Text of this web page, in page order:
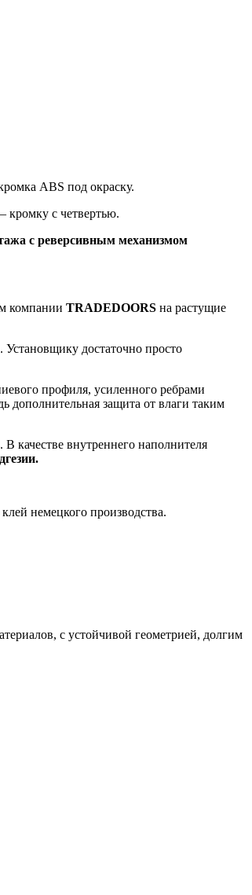
ABS под окраску.
кромку с четвертью.
с реверсивным механизмом
компании TRADEDOORS на растущие
Установщику достаточно просто
профиля, усиленного ребрами
дополнительная защита от влаги таким
качестве внутреннего наполнителя
немецкого производства.
с устойчивой геометрией, долгим